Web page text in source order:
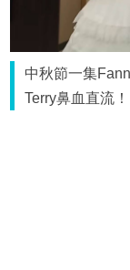
中秋節一集
Terry鼻血直流